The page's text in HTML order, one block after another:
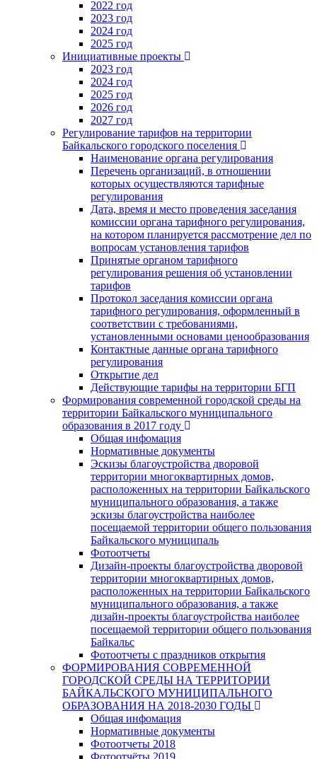
2022 год
2023 год
2024 год
2025 год
Инициативные проекты
2023 год
2024 год
2025 год
2026 год
2027 год
Регулирование тарифов на территории
Байкальского городского поселения
Наименование органа регулирования
Перечень организаций, в отношении
которых осуществляются тарифные
регулирования
Дата, время и место проведения заседания
комиссии органа тарифного регулирования,
на котором планируется рассмотрение дел по
вопросам установления тарифов
Принятые органом тарифного
регулирования решения об установлении
тарифов
Протокол заседания комиссии органа
тарифного регулирования, оформленный в
соответствии с требованиями,
установленными основами ценообразования
Контактные данные органа тарифного
регулирования
Открытие дел
Действующие тарифы на территории БГП
Формирования современной городской среды на
территории Байкальского муниципального
образования в 2017 году
Общая инфомация
Нормативные документы
Эскизы благоустройства дворовой
территории многоквартирных домов,
расположенных на территории Байкальского
муниципального образования, а также
эскизы благоустройства наиболее
посещаемой территории общего пользования
Байкальского муниципаль
Фотоотчеты
Дизайн-проекты благоустройства дворовой
территории многоквартирных домов,
расположенных на территории Байкальского
муниципального образования, а также
дизайн-проекты благоустройства наиболее
посещаемой территории общего пользования
Байкальс
Фотоотчеты с праздников открытия
ФОРМИРОВАНИЯ СОВРЕМЕННОЙ
ГОРОДСКОЙ СРЕДЫ НА ТЕРРИТОРИИ
БАЙКАЛЬСКОГО МУНИЦИПАЛЬНОГО
ОБРАЗОВАНИЯ НА 2018-2030 ГОДЫ
Общая инфомация
Нормативные документы
Фотоотчеты 2018
Фотоотчёты 2019